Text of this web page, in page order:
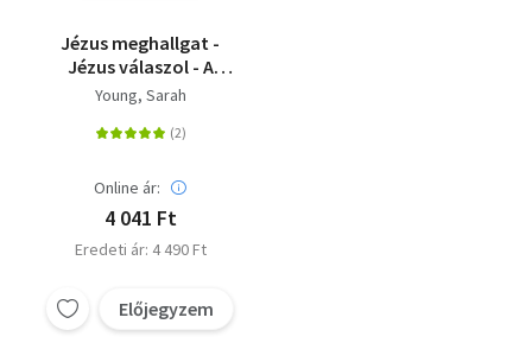
Jézus meghallgat -
Jézus válaszol - A
békesség, öröm és
naponkénti
Young, Sarah
Online ár:
4 041 Ft
Eredeti ár: 4 490 Ft
Előjegyzem